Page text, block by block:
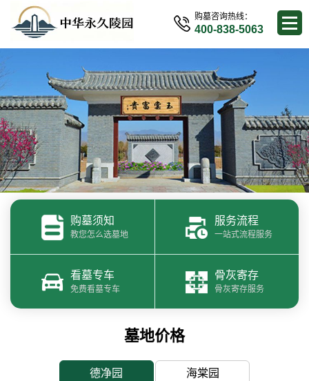
购墓咨询热线：
400-838-5063
购墓须知
教您怎么选墓地
服务流程
一站式流程服务
看墓专车
免费看墓专车
骨灰寄存
骨灰寄存服务
墓地价格
德净园 海棠园